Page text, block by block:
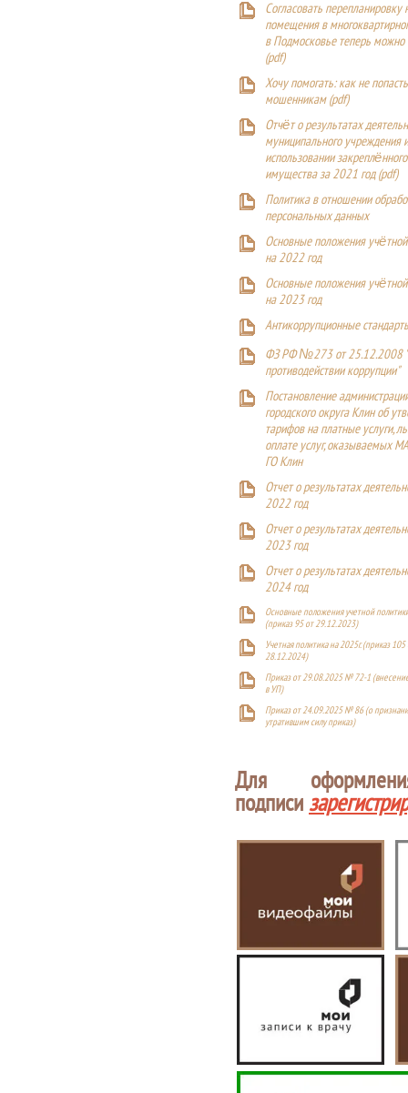
Согласовать перепланировку
помещения в
в Подмосковье теперь можно
(pdf)
Хочу помогать: как не
мошенникам (pdf)
Отчёт о результатах
муниципального учреждения
использовании
имущества за 2021 год (pdf)
Политика в отношении
персональных данных
Основные положения
на 2022 год
Основные положения
на 2023 год
Антикоррупционные
ФЗ РФ №273 от 25.12.2008
противодействии коррупции"
Постановление
городского округа Клин об
тарифов на платные услуги,
оплате услуг, оказываемых
ГО Клин
Отчет о результатах
2022 год
Отчет о результатах
2023 год
Отчет о результатах
2024 год
Основные положения учетной
(приказ 95 от 29.12.2023)
Учетная политика на 2025г. (приказ 105
28.12.2024)
Приказ от 29.08.2025 № 72-1
в УП)
Приказ от 24.09.2025 № 86 (о
утратившим силу приказ)
Для
подписи